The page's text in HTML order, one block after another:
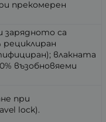
прекомерен
зарядното са
рециклиран
влакната
възобновяеми
при
lock).